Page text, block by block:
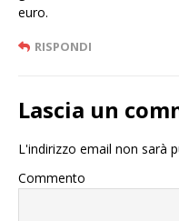
euro.
RISPONDI
Lascia un
L'indirizzo email non sarà
Commento